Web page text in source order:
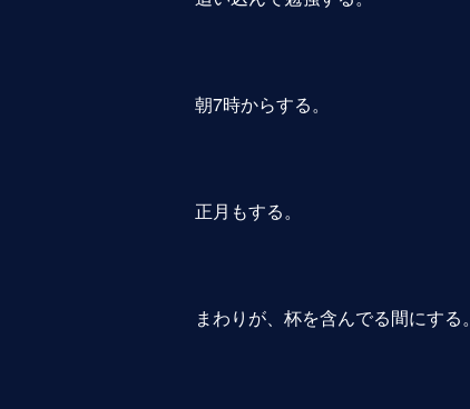
朝7時からする。
正月もする。
まわりが、杯を含んでる間にする。